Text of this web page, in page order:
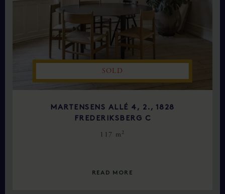
SOLD
MARTENSENS ALLÉ 4, 2., 1828
FREDERIKSBERG C
117 m 2
READ MORE